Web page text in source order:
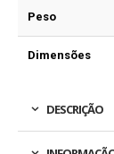
Peso
Dimensões
DESCRIÇÃO